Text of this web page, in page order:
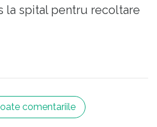
la spital pentru recoltare
să i se rețină talonul
de acolo pe roți.
comentariile